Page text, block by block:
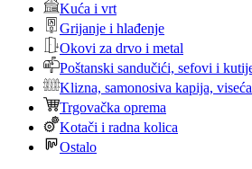
Kuća i vrt
Grijanje i hlađenje
Okovi za drvo i metal
Poštanski sandučići, sefovi i
Klizna, samonosiva kapija,
Trgovačka oprema
Kotači i radna kolica
Ostalo